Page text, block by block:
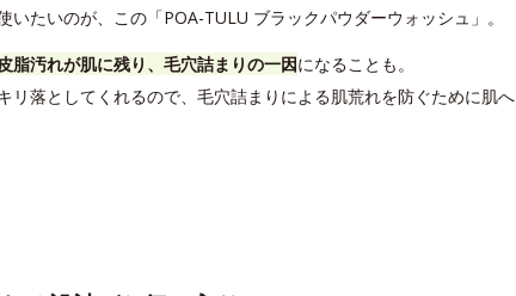
たいのが、この「POA-TULU ブラックパウダーウォッシュ」。
脂汚れが肌に残り、毛穴詰まりの一因になることも。
リ落としてくれるので、毛穴詰まりによる肌荒れを防ぐために肌へ